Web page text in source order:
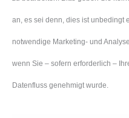
an, es sei denn, dies ist unbedingt
notwendige Marketing- und
wenn Sie – sofern erforderlich –
Datenfluss genehmigt wurde.